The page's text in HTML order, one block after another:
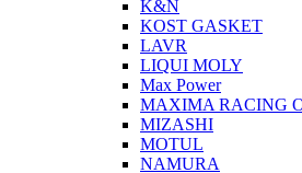
K&N
KOST GASKET
LAVR
LIQUI MOLY
Max Power
MAXIMA RACING
MIZASHI
MOTUL
NAMURA